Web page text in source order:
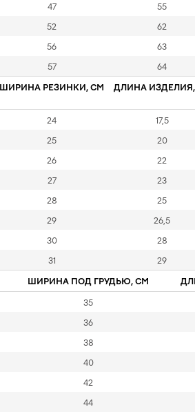
47 55
52 62
56 63
57 64
ШИРИНА РЕЗИНКИ, СМ ДЛИНА
24 17,5
25 20
26 22
27 23
28 25
29 26,5
30 28
31 29
ШИРИНА ПОД ГРУДЬЮ, СМ
35
36
38
40
42
44